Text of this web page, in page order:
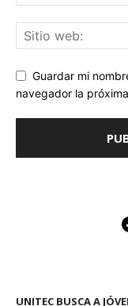
Guardar mi
navegador la
UNITEC BUSCA A